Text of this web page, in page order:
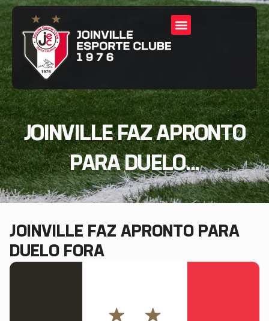
JOINVILLE FAZ APRONTO
PARA DUELO...
JOINVILLE FAZ APRONTO PARA
DUELO FORA